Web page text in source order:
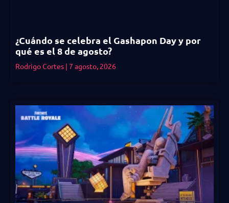
¿Cuándo se celebra el Gashapon Day y por
qué es el 8 de agosto?
Rodrigo Cortes 7 agosto, 2026